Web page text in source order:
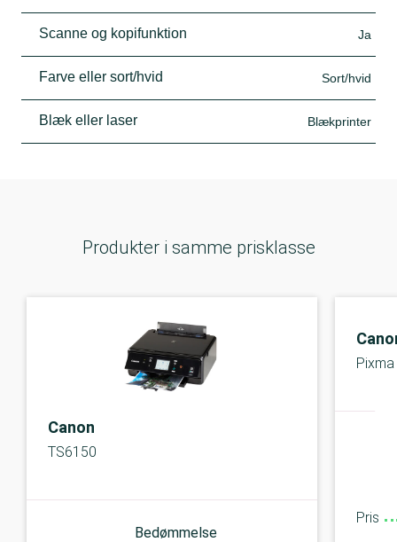
Scanne og kopifunktion Ja
Farve eller sort/hvid Sort/hvid
Blæk eller laser Blækprinter
Produkter i samme prisklasse
Canon
TS6150
Bedømmelse
Pris